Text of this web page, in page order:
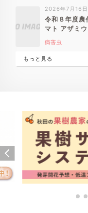
2026年7月16日
令和８年度農
マト アザミウ
病害虫
もっと見る